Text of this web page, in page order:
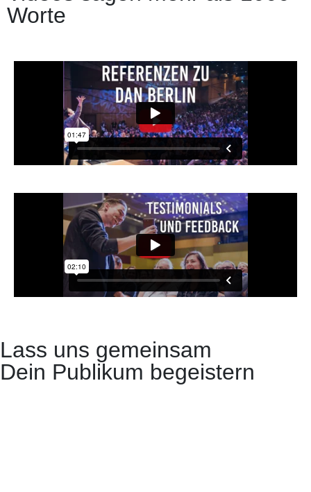
Worte
Lass uns gemeinsam
Dein Publikum begeistern